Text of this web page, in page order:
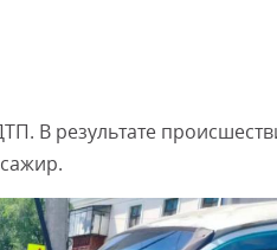
В результате